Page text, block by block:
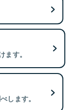
す。
します。